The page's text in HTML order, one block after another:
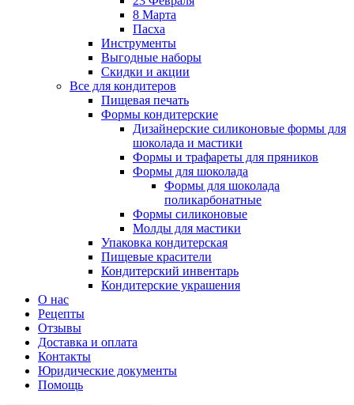
8 Марта
Пасха
Инструменты
Выгодные наборы
Скидки и акции
Все для кондитеров
Пищевая печать
Формы кондитерские
Дизайнерские силиконовые формы для
шоколада и мастики
Формы и трафареты для пряников
Формы для шоколада
Формы для шоколада
поликарбонатные
Формы силиконовые
Молды для мастики
Упаковка кондитерская
Пищевые красители
Кондитерский инвентарь
Кондитерские украшения
О нас
Рецепты
Отзывы
Доставка и оплата
Контакты
Юридические документы
Помощь